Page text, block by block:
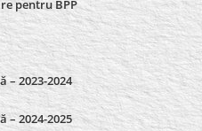
pentru BPP
– 2023-2024
–2024-2025